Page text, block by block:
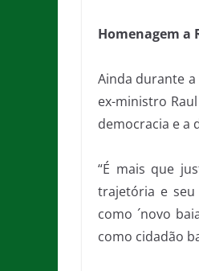
Homenagem a
Ainda durante
ex-ministro
democracia e a
“É mais que
trajetória e seu
como ´novo
como cidadão